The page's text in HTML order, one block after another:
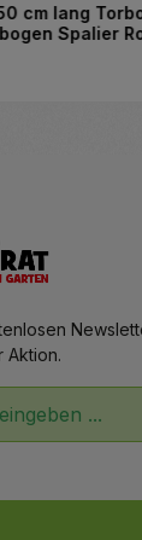
cm lang
Spalier
Aktion.